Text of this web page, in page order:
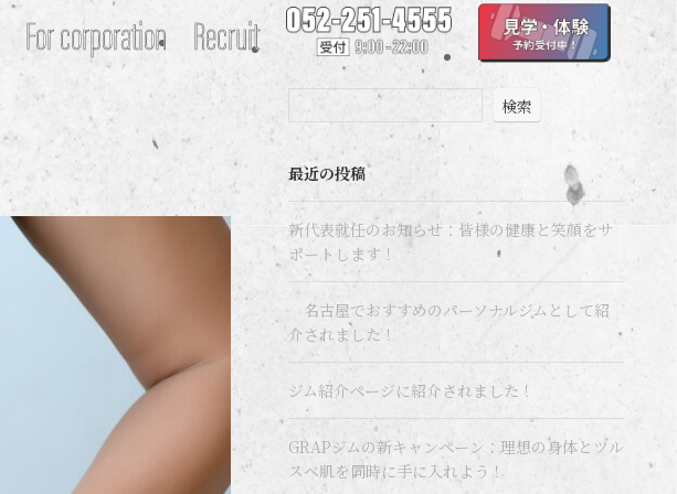
For corporation Recruit
検索
最近の投稿
新代表就任のお知らせ：皆様の健康と笑顔をサ
ポートします！
名古屋でおすすめのパーソナルジムとして紹
介されました！
ジム紹介ページに紹介されました！
GRAPジムの新キャンペーン：理想の身体とツル
スベ肌を同時に手に入れよう！